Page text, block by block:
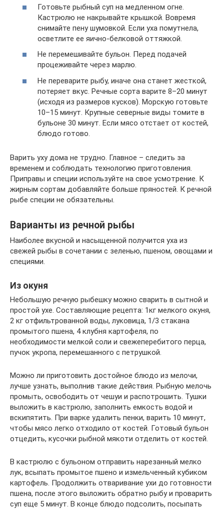
Готовьте рыбный суп на медленном огне.
Кастрюлю не накрывайте крышкой. Вовремя
снимайте пену шумовкой. Если уха помутнела,
осветлите ее яично-белковой оттяжкой.
Не перемешивайте бульон. Перед подачей
процеживайте через марлю.
Не переварите рыбу, иначе она станет жесткой,
потеряет вкус. Речные сорта варите 8–20 минут
(исходя из размеров кусков). Морскую готовьте
10–15 минут. Крупные северные виды томите в
бульоне 30 минут. Если мясо отстает от костей,
блюдо готово.
Варить уху дома не трудно. Главное – следить за
временем и соблюдать технологию приготовления.
Приправы и специи используйте на свое усмотрение. К
жирным сортам добавляйте больше пряностей. К речной
рыбе специи не обязательны.
Варианты из речной рыбы
Наиболее вкусной и насыщенной получится уха из
свежей рыбы в сочетании с зеленью, пшеном, овощами и
специями.
Из окуня
Небольшую речную рыбешку можно сварить в сытной и
простой ухе. Составляющие рецепта: 1кг мелкого окуня,
2 кг отфильтрованной воды, луковица, 1/3 стакана
промытого пшена, 4 клубня картофеля, по
необходимости мелкой соли и свежеперебитого перца,
пучок укропа, перемешанного с петрушкой.
Можно ли приготовить достойное блюдо из мелочи,
лучше узнать, выполнив такие действия. Рыбную мелочь
промыть, освободить от чешуи и распотрошить. Тушки
выложить в кастрюлю, заполнить емкость водой и
вскипятить. При варке удалить пенки, варить 10 минут,
чтобы мясо легко отходило от костей. Готовый бульон
отцедить, кусочки рыбной мякоти отделить от костей.
В кастрюлю с бульоном отправить нарезанный мелко
лук, всыпать промытое пшено и измельченный кубиком
картофель. Продолжить отваривание ухи до готовности
пшена, после этого выложить обратно рыбу и проварить
суп еще 5 минут. В конце блюдо подсолить, посыпать